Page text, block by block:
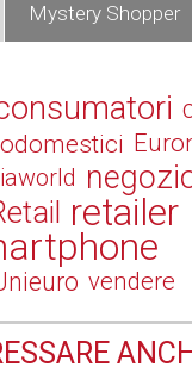
Mystery Shopper
retailer
vendere